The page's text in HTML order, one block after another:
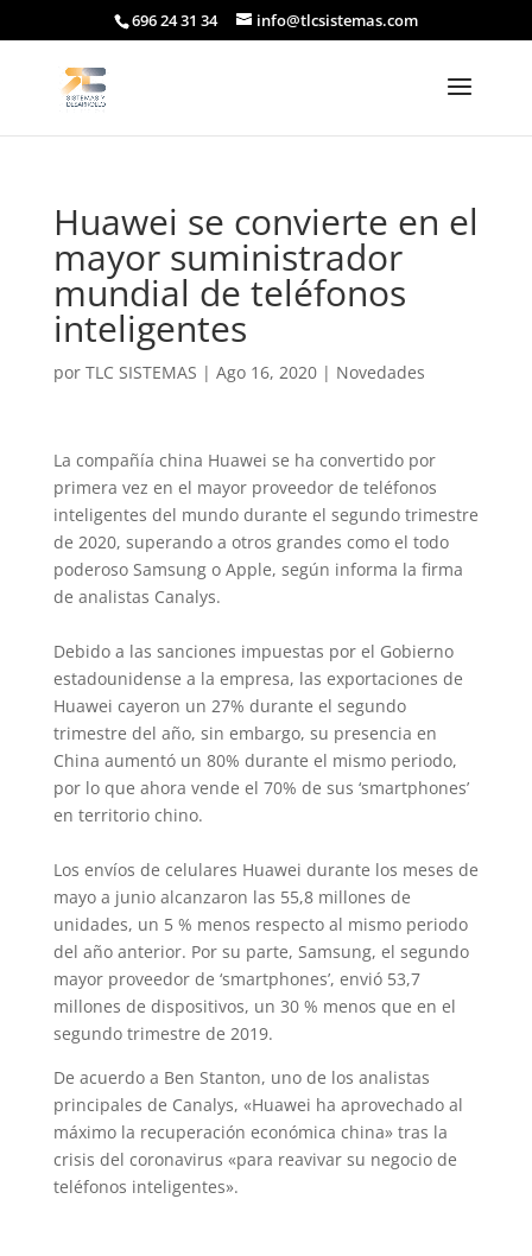
696 24 31 34 info@tlcsistemas.com
Huawei se convierte en el
mayor suministrador
mundial de teléfonos
inteligentes
por TLC SISTEMAS | Ago 16, 2020| Novedades
La compañía china Huawei se ha convertido por
primera vez en el mayor proveedor de teléfonos
inteligentes del mundo durante el segundo trimestre
de 2020, superando a otros grandes como el todo
poderoso Samsung o Apple, según informa la firma
de analistas Canalys.
Debido a las sanciones impuestas por el Gobierno
estadounidense a la empresa, las exportaciones de
Huawei cayeron un 27% durante el segundo
trimestre del año, sin embargo, su presencia en
China aumentó un 80% durante el mismo periodo,
por lo que ahora vende el 70% de sus ‘smartphones’
en territorio chino.
Los envíos de celulares Huawei durante los meses de
mayo a junio alcanzaron las 55,8 millones de
unidades, un 5 % menos respecto al mismo periodo
del año anterior. Por su parte, Samsung, el segundo
mayor proveedor de ‘smartphones’, envió 53,7
millones de dispositivos, un 30 % menos que en el
segundo trimestre de 2019.
De acuerdo a Ben Stanton, uno de los analistas
principales de Canalys, «Huawei ha aprovechado al
máximo la recuperación económica china» tras la
crisis del coronavirus «para reavivar su negocio de
teléfonos inteligentes».